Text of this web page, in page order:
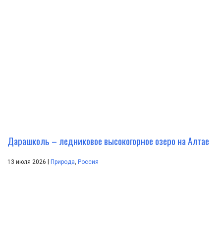
Дарашколь – ледниковое высокогорное озеро на Алтае
13 июля 2026 Природа, Россия